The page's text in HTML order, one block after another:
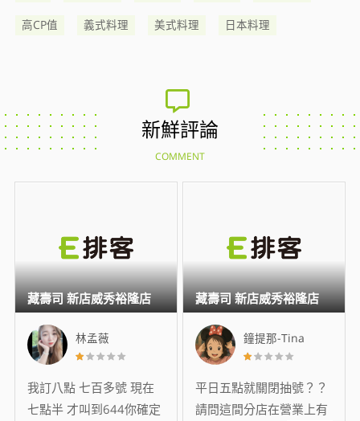
高CP值 義式料理 美式料理 日本料理
新鮮評論
COMMENT
林孟薇
我訂八點 七百多號 現在
七點半 才叫到644你確定
藏壽司 新店威秀裕隆店
鐘提那-Tina
平日五點就關閉抽號？？
請問這間分店在營業上有
藏壽司 新店威秀裕隆店